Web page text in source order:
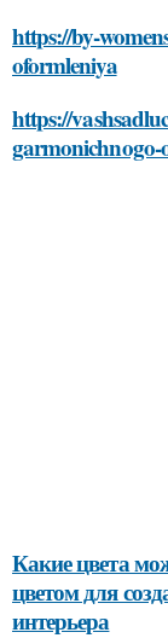
https://by-
oformleniya
https://
garmonichnogo-
Какие цвета
цветом для
интерьера